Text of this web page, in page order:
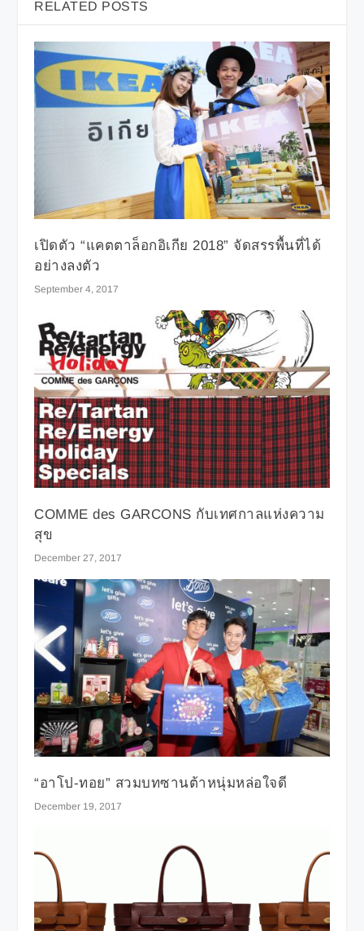
RELATED POSTS
เปิดตัว “แคตตาล็อกอิเกีย 2018” จัดสรรพื้นที่ได้
อย่างลงตัว
September 4, 2017
COMME des GARCONS กับเทศกาลแห่งความ
สุข
December 27, 2017
“อาโป-ทอย” สวมบทซานต้าหนุ่มหล่อใจดี
December 19, 2017